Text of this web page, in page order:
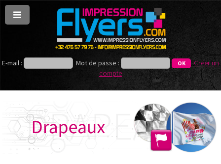
E-mail : Mot de passe :
Créer un
compte